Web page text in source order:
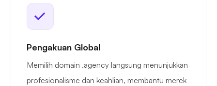
Pengakuan Global
Memilih domain .agency langsung menunjukkan
profesionalisme dan keahlian, membantu merek